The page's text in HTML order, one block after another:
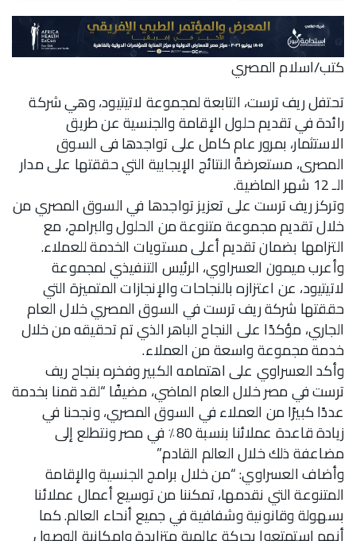
كتب/اسلام المصري
تحتفل ريف ترست، التابعة لمجموعة لاتيتيود، وهي شركة
رائدة في تقديم حلول الإقامة والجنسية عن طريق
الاستثمار، بمرور عام كامل على تواجدها فى السوق
المصرى، مستعرضةً النتائج الإيجابية التي حققتها على مدار
الـ 12 شهر الماضية.
وتركز ريف ترست على تعزيز تواجدها في السوق المصري من
خلال تقديم مجموعة متنوعة من الحلول والبرامج، مع
التزامها بضمان تقديم أعلى مستويات الخدمة للعملاء.
وأعرب ميمون العسراوي، الرئيس التنفيذي لمجموعة
لاتيتيود، عن اعتزازه بالنجاحات والإنجازات المتميزة التي
حققتها شركة ريف ترست في السوق المصري خلال العام
الجاري، مؤكدًا على النجاح الباهر الذي تم تحقيقه من خلال
خدمة مجموعة واسعة من العملاء.
وأكد العسراوي على اهتمامه الكبير وفخره بنجاح ريف
ترست في مصر خلال العام الماضي، مضيفًا “لقد قمنا بخدمة
عددًا كبيرًا من العملاء في السوق المصري، ونجحنا في
زيادة قاعدة عملائنا بنسبة 80٪ في مصر ونتطلع إلى
مضاعفة ذلك خلال العالم القادم.”
وأضاف العسراوي: “من خلال برامج الجنسية والإقامة
المتنوعة التي نقدمها، تمكننا من توسيع أعمال عملائنا
بسهولة وقانونية وشفافية في جميع أنحاء العالم. كما
أنهم استمتعوا بحركة عالمية متزايدة وإمكانية الوصول